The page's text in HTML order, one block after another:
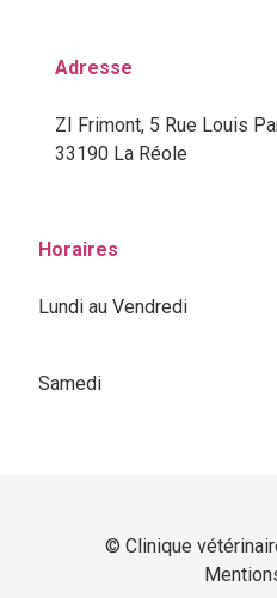
Adresse
ZI Frimont, 5 Rue Louis
33190 La Réole
Horaires
Lundi au Vendredi
Samedi
© Clinique